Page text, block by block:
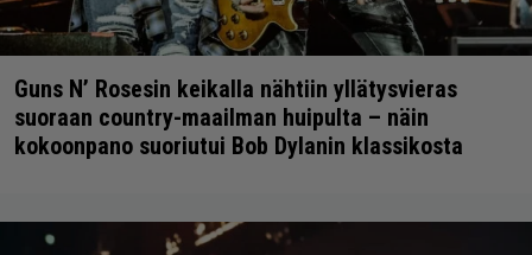
Guns N’ Rosesin keikalla nähtiin yllätysvieras
suoraan country-maailman huipulta – näin
kokoonpano suoriutui Bob Dylanin klassikosta